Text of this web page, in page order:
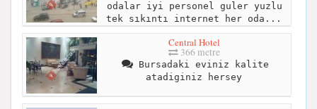
odalar iyi personel guler yuzlu
tek sıkıntı internet her oda...
Central Hotel
366 metre
Bursadaki eviniz kalite
atadiginiz hersey